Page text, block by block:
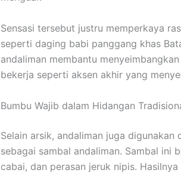
Sensasi tersebut justru memperkaya
seperti daging babi panggang khas
andaliman membantu
bekerja seperti aksen akhir yang
Bumbu Wajib dalam Hidangan
Selain arsik, andaliman juga
sebagai sambal andaliman. Sambal ini
cabai, dan perasan jeruk nipis.